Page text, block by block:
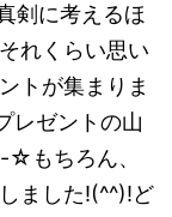
剣に考えるほ
れくらい思い
トが集まりま
レゼントの山
☆もちろん、
ました!(^^)!ど